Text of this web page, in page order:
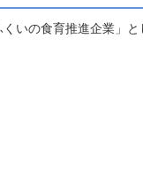
いの食育推進企業」